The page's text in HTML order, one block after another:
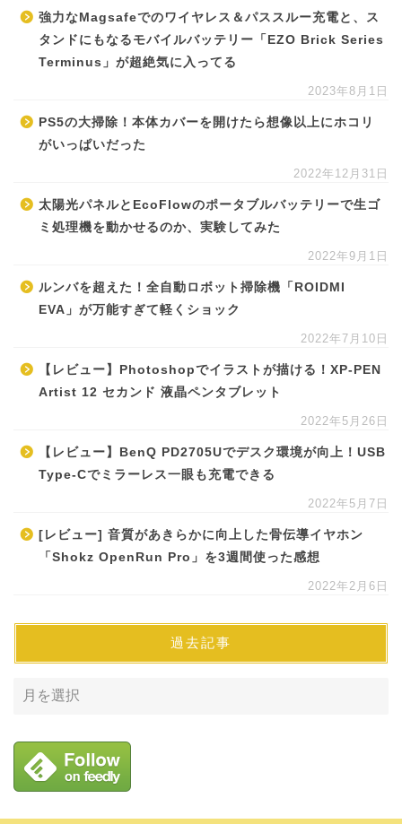
強力なMagsafeでのワイヤレス＆パススルー充電と、ス
タンドにもなるモバイルバッテリー「EZO Brick Series
Terminus」が超絶気に入ってる
2023年8月1日
PS5の大掃除！本体カバーを開けたら想像以上にホコリ
がいっぱいだった
2022年12月31日
太陽光パネルとEcoFlowのポータブルバッテリーで生ゴ
ミ処理機を動かせるのか、実験してみた
2022年9月1日
ルンバを超えた！全自動ロボット掃除機「ROIDMI
EVA」が万能すぎて軽くショック
2022年7月10日
【レビュー】Photoshopでイラストが描ける！XP-PEN
Artist 12 セカンド 液晶ペンタブレット
2022年5月26日
【レビュー】BenQ PD2705Uでデスク環境が向上！USB
Type-Cでミラーレス一眼も充電できる
2022年5月7日
[レビュー] 音質があきらかに向上した骨伝導イヤホン
「Shokz OpenRun Pro」を3週間使った感想
2022年2月6日
過去記事